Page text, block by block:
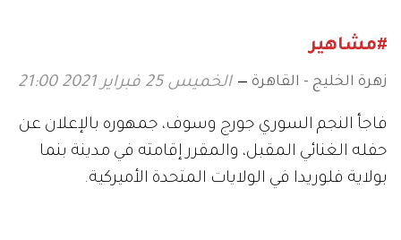
#مشاهير
زهرة الخليج - القاهرة الخميس 25 فبراير 2021 21:00
فاجأ النجم السوري جورج وسوف، جمهوره بالإعلان عن
حفله الغنائي المقبل، والمقرر إقامته في مدينة بنما
بولاية فلوريدا في الولايات المتحدة الأميركية.